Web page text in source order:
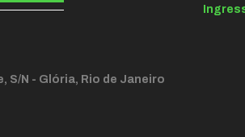
S/N - Glória, Rio de Janeiro